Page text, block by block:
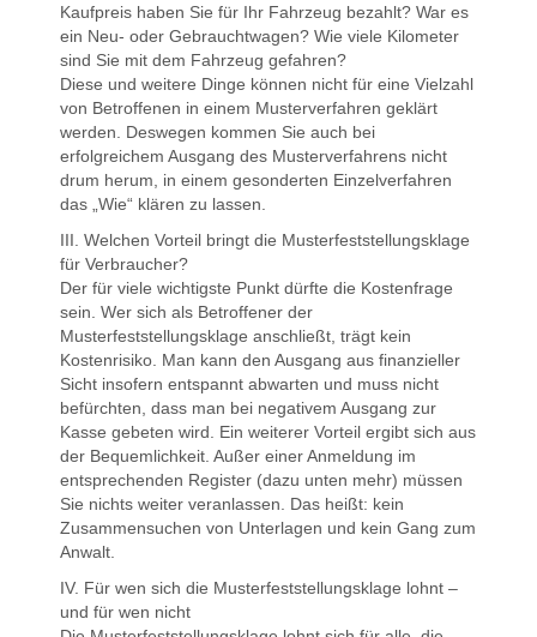
Kaufpreis haben Sie für Ihr Fahrzeug bezahlt? War es
ein Neu- oder Gebrauchtwagen? Wie viele Kilometer
sind Sie mit dem Fahrzeug gefahren?
Diese und weitere Dinge können nicht für eine Vielzahl
von Betroffenen in einem Musterverfahren geklärt
werden. Deswegen kommen Sie auch bei
erfolgreichem Ausgang des Musterverfahrens nicht
drum herum, in einem gesonderten Einzelverfahren
das „Wie“ klären zu lassen.
III. Welchen Vorteil bringt die Musterfeststellungsklage
für Verbraucher?
Der für viele wichtigste Punkt dürfte die Kostenfrage
sein. Wer sich als Betroffener der
Musterfeststellungsklage anschließt, trägt kein
Kostenrisiko. Man kann den Ausgang aus finanzieller
Sicht insofern entspannt abwarten und muss nicht
befürchten, dass man bei negativem Ausgang zur
Kasse gebeten wird. Ein weiterer Vorteil ergibt sich aus
der Bequemlichkeit. Außer einer Anmeldung im
entsprechenden Register (dazu unten mehr) müssen
Sie nichts weiter veranlassen. Das heißt: kein
Zusammensuchen von Unterlagen und kein Gang zum
Anwalt.
IV. Für wen sich die Musterfeststellungsklage lohnt –
und für wen nicht